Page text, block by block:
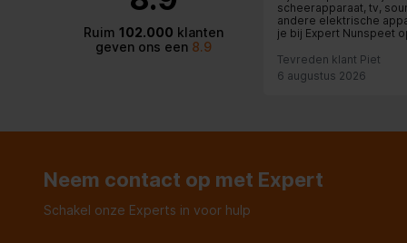
Ruim 102.000 klanten
geven ons een8.9
scheerapparaat, tv,
andere elektrische
je bij Expert Nunspeet
medewerkers, een ruime
sortering, afspraken
nagekomen en de
Tevreden klant Piet
6 augustus 2026
Neem contact op met Expert
Schakel onze Experts in voor hulp